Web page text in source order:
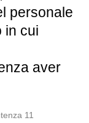
personale
in cui
aver
11